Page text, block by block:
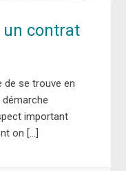
un contrat
de se trouve en
démarche
important
on […]